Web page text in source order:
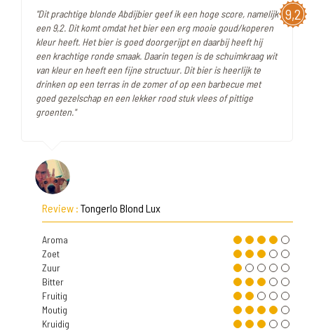
9,2
"Dit prachtige blonde Abdijbier geef ik een hoge score, namelijk
een 9,2. Dit komt omdat het bier een erg mooie goud/koperen
kleur heeft. Het bier is goed doorgerijpt en daarbij heeft hij
een krachtige ronde smaak. Daarin tegen is de schuimkraag wit
van kleur en heeft een fijne structuur. Dit bier is heerlijk te
drinken op een terras in de zomer of op een barbecue met
goed gezelschap en een lekker rood stuk vlees of pittige
groenten."
Review : Tongerlo Blond Lux
Aroma
Zoet
Zuur
Bitter
Fruitig
Moutig
Kruidig